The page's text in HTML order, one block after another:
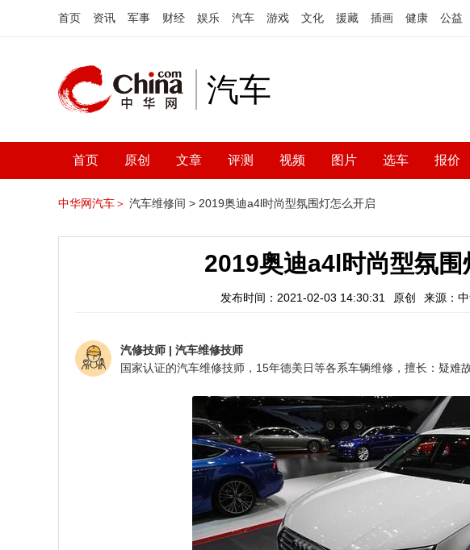
首页 资讯 军事 财经 娱乐 汽车 游戏 文化 援藏 插画 健康 公益
汽车
首页 原创 文章 评测 视频 图片 选车 报价
中华网汽车＞ 汽车维修间 > 2019奥迪a4l时尚型氛围灯怎么开启
2019奥迪a4l时尚型氛围
发布时间：2021-02-03 14:30:31 原创 来源：
汽修技师 | 汽车维修技师